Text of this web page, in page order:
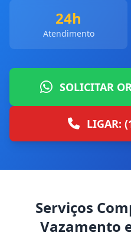
24h
Atendimento
SOLICITAR
LIGAR:
Serviços
Vazamento